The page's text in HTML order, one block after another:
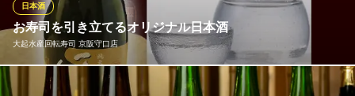
和 Bistro いのせんす！！
和洋食居酒屋
京阪本線守口市駅 徒歩1分
大阪府守口市本町1-7-21
お寿司を引き立てるオリジナル日本酒
大起水産回転寿司 京阪守口店
日本酒
美味しいお寿司には極上のお酒が欠かせません。当店では、お寿